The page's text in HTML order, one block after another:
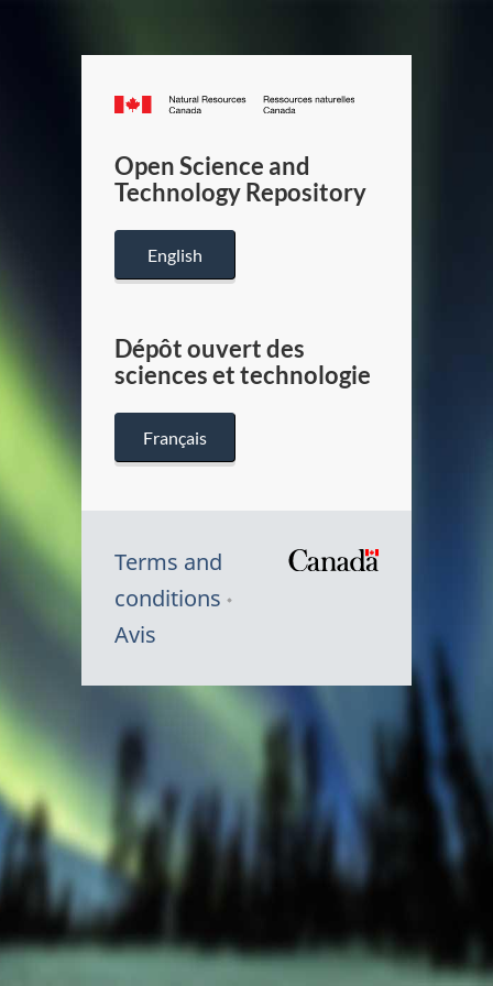
Canada.ca
/
Canada
Open Science and
Technology Repository
English
Dépôt ouvert des
sciences et technologie
Français
Terms and
conditions
Avis
Canada